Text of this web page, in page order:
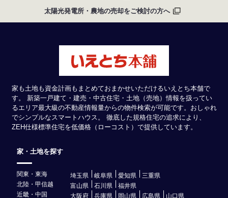
太陽光発電所・農地の売却をご検討の方へ
家も土地も資金計画もまとめておまかせいただけるいえとち本舗で
す。 新築一戸建て・建売・中古住宅・土地（売地）情報を扱ってい
るエリア最大級の不動産情報量からの物件検索が可能です。おしゃれ
でシンプルなスマートハウス。 徹底した規格住宅の追求により、
ZEH仕様標準住宅を低価格（ローコスト）で提供しています。
家・土地を探す
関東・東海 埼玉県 岐阜県 愛知県
三重県
北陸・甲信越
富山県 石川県
福井県
近畿・中国
大阪府 兵庫県 岡山県 広島県 山口県